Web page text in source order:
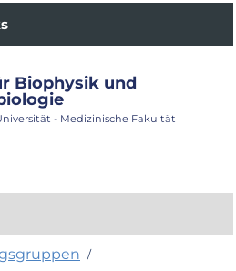
Biophysik und
- Medizinische Fakultät
/